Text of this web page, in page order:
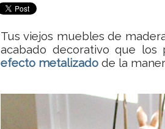
Tus viejos muebles de
acabado decorativo que los
efecto metalizado de la